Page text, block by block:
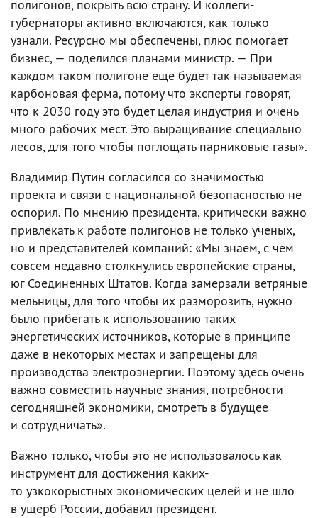
полигонов, покрыть всю страну. И коллеги-
губернаторы активно включаются, как только
узнали. Ресурсно мы обеспечены, плюс помогает
бизнес, — поделился планами министр. — При
каждом таком полигоне еще будет так называемая
карбоновая ферма, потому что эксперты говорят,
что к 2030 году это будет целая индустрия и очень
много рабочих мест. Это выращивание специально
лесов, для того чтобы поглощать парниковые газы».
Владимир Путин согласился со значимостью
проекта и связи с национальной безопасностью не
оспорил. По мнению президента, критически важно
привлекать к работе полигонов не только ученых,
но и представителей компаний: «Мы знаем, с чем
совсем недавно столкнулись европейские страны,
юг Соединенных Штатов. Когда замерзали ветряные
мельницы, для того чтобы их разморозить, нужно
было прибегать к использованию таких
энергетических источников, которые в принципе
даже в некоторых местах и запрещены для
производства электроэнергии. Поэтому здесь очень
важно совместить научные знания, потребности
сегодняшней экономики, смотреть в будущее
и сотрудничать».
Важно только, чтобы это не использовалось как
инструмент для достижения каких-
то узкокорыстных экономических целей и не шло
в ущерб России, добавил президент.